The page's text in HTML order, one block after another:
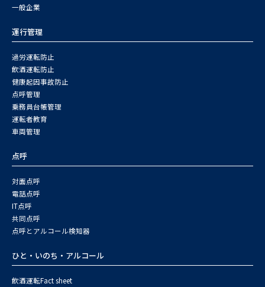
一般企業
運行管理
過労運転防止
飲酒運転防止
健康起因事故防止
点呼管理
乗務員台帳管理
運転者教育
車両管理
点呼
対面点呼
電話点呼
IT点呼
共同点呼
点呼とアルコール検知器
ひと・いのち・アルコール
飲酒運転Fact sheet